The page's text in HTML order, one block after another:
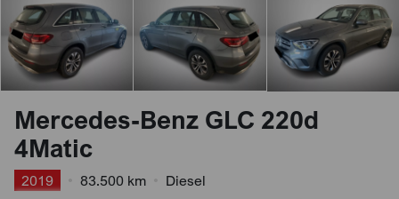
Mercedes-Benz GLC 220d
4Matic
2019 83.500 km
Diesel